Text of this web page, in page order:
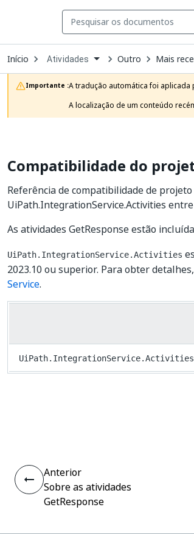
Início Open
Dropdown
to
choose
product
Atividades Outro Mais
Importante :A tradução automática foi
A localização de um conteúdo
Compatibilidade do
Referência de compatibilidade de
UiPath.IntegrationService.Activities
As atividades GetResponse estão
UiPath.IntegrationService.Activities
2023.10 ou superior. Para obter
Service.
UiPath.IntegrationService.Activities
Anterior
Sobre as atividades
GetResponse